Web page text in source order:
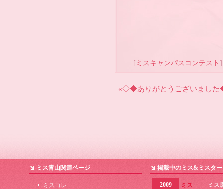
[ ミスキャンパスコンテスト]
«◇◆ありがとうございまし
ミス青山関連ページ
ミスコレ
掲載中のミス&ミスタ
2009 ミス ミス